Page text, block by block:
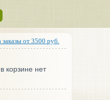
заказы от 3500 руб.
корзине нет